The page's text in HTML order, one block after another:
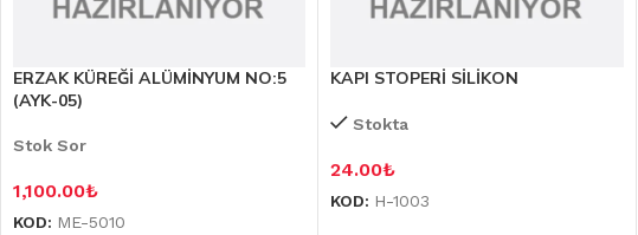
ERZAK KÜREĞİ ALÜMİNYUM NO:5
(AYK-05)
Stok Sor
1,100.00₺
KOD: ME-5010
KAPI STOPERİ SİLİKON
Stokta
24.00₺
KOD: H-1003